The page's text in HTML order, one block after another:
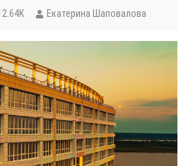
Екатерина Шаповалова